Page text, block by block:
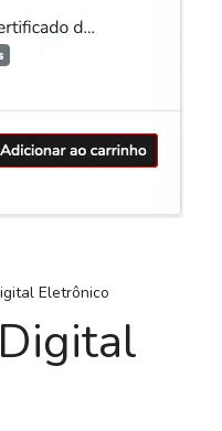
Eletrônico